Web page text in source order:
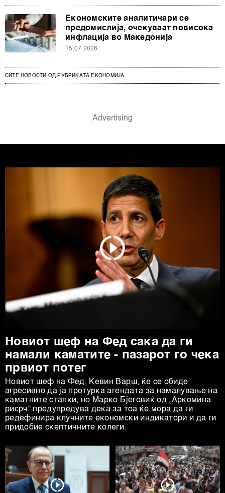
Економските аналитичари се
предомислија, очекуваат повисока
инфлација во Македонија
15.07.2026
СИТЕ НОВОСТИ ОД РУБРИКАТА ЕКОНОМИЈА
Новиот шеф на Фед сака да ги
намали каматите - пазарот го чека
првиот потег
Новиот шеф на Фeд, Кевин Варш, ќе се обиде
агресивно да ја протурка агендата за намалување на
каматните стапки, но Марко Бјеговиќ од „Аркомина
рисрч“ предупредува дека за тоа ќе мора да ги
редефинира клучните економски индикатори и да ги
придобие скептичните колеги.